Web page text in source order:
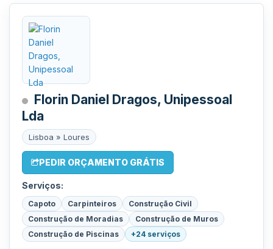
Florin Daniel Dragos, Unipessoal
Lda
Lisboa » Loures
PEDIR ORÇAMENTO GRÁTIS
Serviços:
Capoto Carpinteiros
Construção Civil
Construção de Moradias
Construção de Muros
Construção de Piscinas
+24 serviços